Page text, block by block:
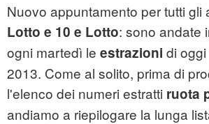
Nuovo appuntamento per tutti gli
Lotto e 10 e Lotto: sono andate
ogni martedì le estrazioni di
2013. Come al solito, prima di
l'elenco dei numeri estratti ruota
andiamo a riepilogare la lunga